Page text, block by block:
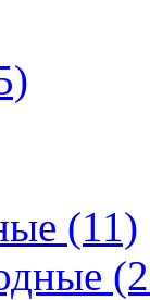
(11)